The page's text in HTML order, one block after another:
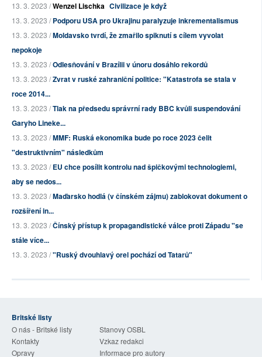
13. 3. 2023 /Wenzel Lischka Civilizace je když
13. 3. 2023 /Podporu USA pro Ukrajinu paralyzuje inkrementalismus
13. 3. 2023 /Moldavsko tvrdí, že zmařilo spiknutí s cílem vyvolat
nepokoje
13. 3. 2023 /Odlesňování v Brazílii v únoru dosáhlo rekordů
13. 3. 2023 /Zvrat v ruské zahraniční politice: "Katastrofa se stala v
roce 2014...
13. 3. 2023 /Tlak na předsedu správrní rady BBC kvůli suspendování
Garyho Lineke...
13. 3. 2023 /MMF: Ruská ekonomika bude po roce 2023 čelit
"destruktivním" následkům
13. 3. 2023 /EU chce posílit kontrolu nad špičkovými technologiemi,
aby se nedos...
13. 3. 2023 /Maďarsko hodlá (v čínském zájmu) zablokovat dokument o
rozšíření in...
13. 3. 2023 /Čínský přístup k propagandistické válce proti Západu "se
stále více...
13. 3. 2023 /"Ruský dvouhlavý orel pochází od Tatarů"
Britské listy
O nás - Britské listy
Stanovy OSBL
Kontakty
Vzkaz redakci
Opravy
Informace pro autory